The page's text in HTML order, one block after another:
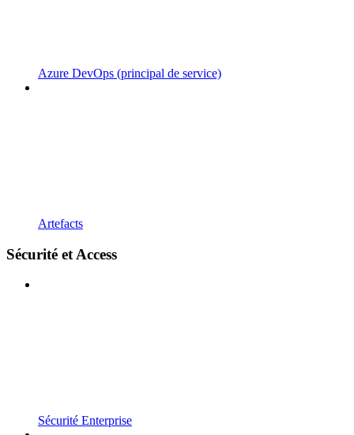
Azure DevOps (principal de service)
Artefacts
Sécurité et Access
Sécurité Enterprise